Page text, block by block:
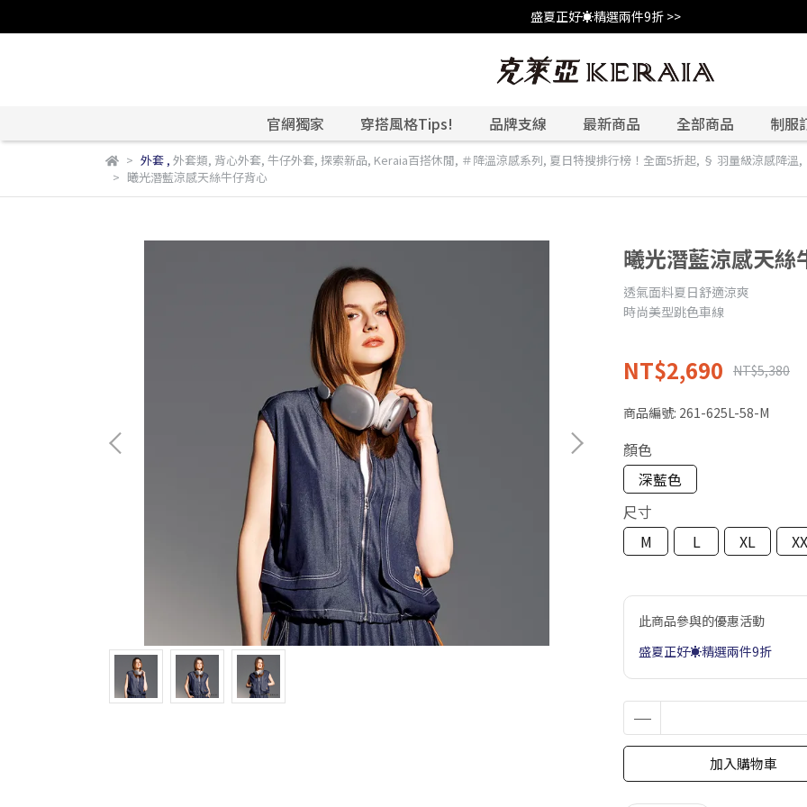
盛夏正好☀️精選兩件9折 >>
官網獨家 穿搭風格Tips! 品牌支線 最新商品 全部商品 制服
外套, 外套類, 背心外套, 牛仔外套, 探索新品, Keraia百搭休閒, ＃降溫涼感系列, 夏日特搜排行榜！全面5折起, § 羽量級涼感降溫,
曦光潛藍涼感天絲牛仔背心
曦光潛藍涼感天絲
透氣面料夏日舒適涼爽
時尚美型跳色車線
NT$2,690 NT$5,380
商品編號: 261-625L-58-M
顏色
深藍色
尺寸
M
L XL
此商品參與的優惠活動
盛夏正好☀️精選兩件9折
加入購物車